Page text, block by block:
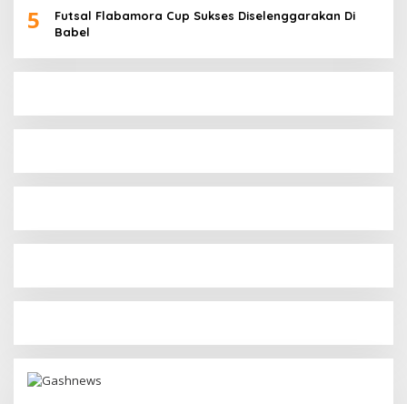
5
Futsal Flabamora Cup Sukses Diselenggarakan Di
Babel